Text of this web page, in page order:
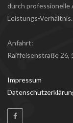
durch professionelle
Leistungs-Verhältnis.
Anfahrt:
Raiffeisenstraße 26,
Impressum